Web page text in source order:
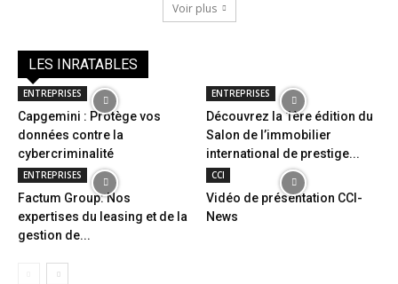
Voir plus
LES INRATABLES
ENTREPRISES
Capgemini : Protège vos
données contre la
cybercriminalité
ENTREPRISES
Découvrez la 1ère édition du
Salon de l’immobilier
international de prestige...
ENTREPRISES
Factum Group: Nos
expertises du leasing et de la
gestion de...
CCI
Vidéo de présentation CCI-
News